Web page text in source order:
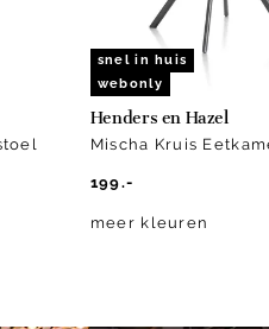
snel in huis
webonly
Henders en Hazel
Mischa Kruis
199.-
meer kleuren